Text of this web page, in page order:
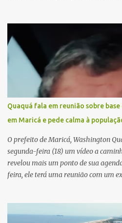
Quaquá fala em reunião sobre
em Maricá e pede calma à
O prefeito de Maricá, Washington
segunda-feira (18) um vídeo a
revelou mais um ponto de sua
feira, ele terá uma reunião com um
atenção pela ousadia do projeto,